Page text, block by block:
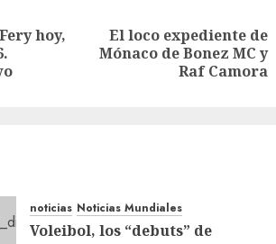
hoy,
El loco expediente de
Mónaco de Bonez MC y
Raf Camora
noticias Noticias Mundiales
Voleibol, los “debuts” de